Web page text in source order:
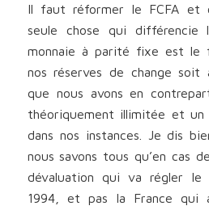
Il faut réformer le FCFA et
seule chose qui différencie
monnaie à parité fixe est le
nos réserves de change
que nous avons en
théoriquement illimitée et un
dans nos instances. Je dis
nous savons tous qu’en cas
dévaluation qui va régler le
1994, et pas la France qui